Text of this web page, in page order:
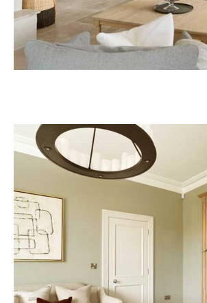
Ψυχικό
ΑΝΑΚΑΊΝΙΣΗ ΚΑΤΟΙΚΊΑΣ